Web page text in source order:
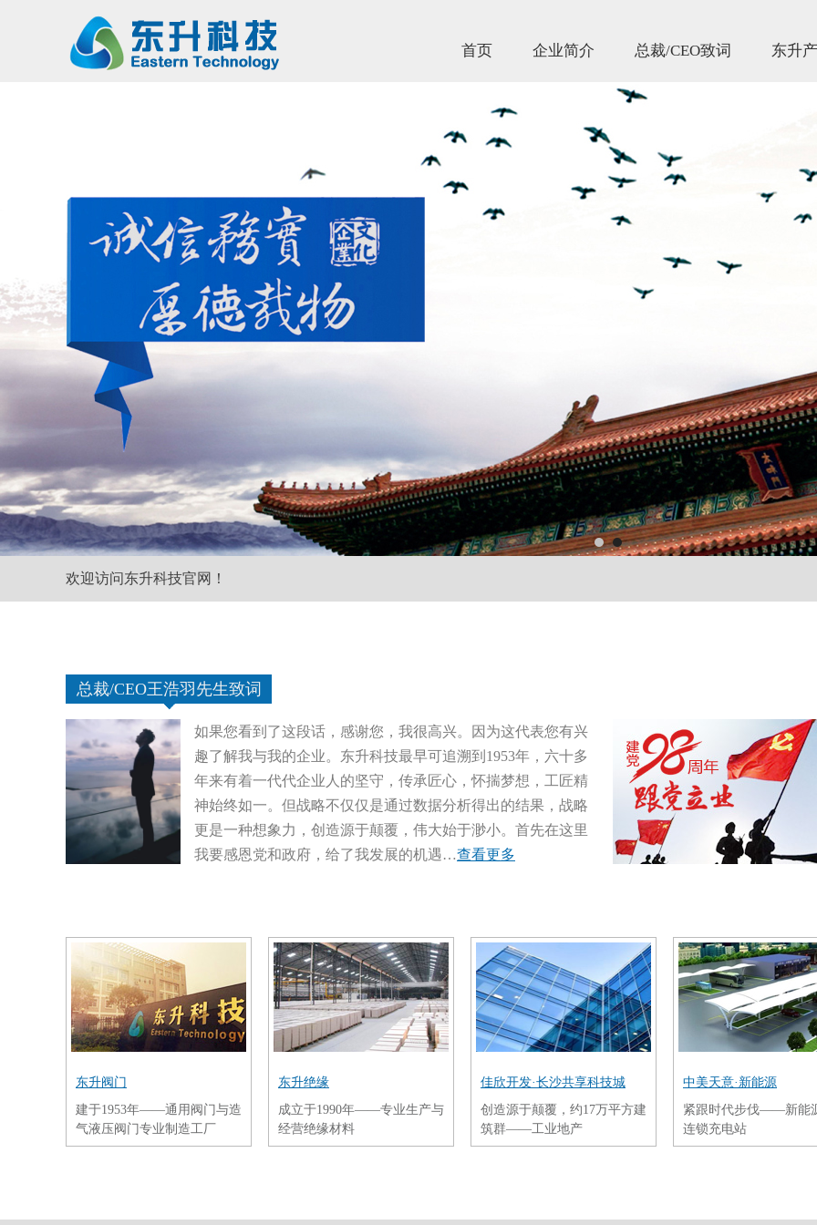
首页 企业简介 总裁/CEO致词 东升
欢迎访问东升科技官网！
总裁/CEO王浩羽先生致词
如果您看到了这段话，感谢您，我很高兴。因为这代表您有兴
趣了解我与我的企业。东升科技最早可追溯到1953年，六十多
年来有着一代代企业人的坚守，传承匠心，怀揣梦想，工匠精
神始终如一。但战略不仅仅是通过数据分析得出的结果，战略
更是一种想象力，创造源于颠覆，伟大始于渺小。首先在这里
我要感恩党和政府，给了我发展的机遇…查看更多
东升阀门
建于1953年——通用阀门与造
气液压阀门专业制造工厂
东升绝缘
成立于1990年——专业生产与
经营绝缘材料
佳欣开发·长沙共享科技城
创造源于颠覆，约17万平方建
筑群——工业地产
中美天意·新能源
紧跟时代步伐——新能
连锁充电站